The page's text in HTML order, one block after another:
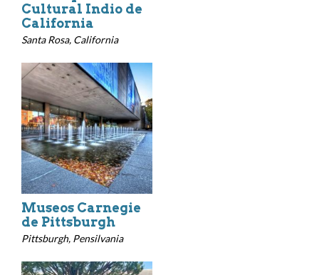
Cultural Indio de
California
Santa Rosa, California
Museos Carnegie
de Pittsburgh
Pittsburgh, Pensilvania